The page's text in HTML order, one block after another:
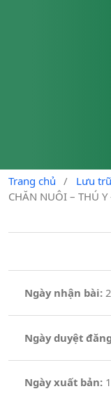
Trang chủ / Lưu
CHĂN NUÔI – THÚ Y
Ngày nhận bài:
Ngày duyệt
Ngày xuất bản: